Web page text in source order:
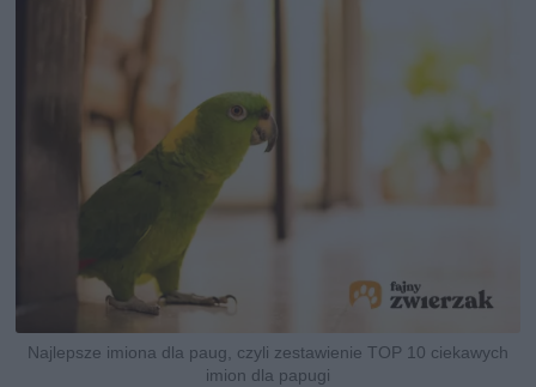
Najlepsze imiona dla paug, czyli zestawienie TOP 10 ciekawych
imion dla papugi